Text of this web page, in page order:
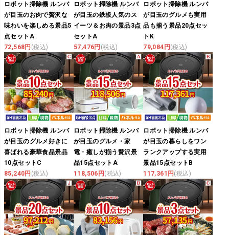
ロボット掃除機 ルンバ
が目玉のお肉で贅沢な
味わいを楽しめる景品5
点セットA
72,568円 (税込)
ロボット掃除機 ルンバ
が目玉の鉄板人気のス
イーツ＆お肉の景品3点
セットA
57,476円 (税込)
ロボット掃除機 ルンバ
が目玉のグルメも実用
品も揃う景品20点セッ
トK
79,084円 (税込)
ロボット掃除機 ルンバ
が目玉のグルメ好きに
喜ばれる豪華食品景品
10点セットC
85,240円 (税込)
ロボット掃除機 ルンバ
が目玉のグルメ・家
電・癒しが揃う贅沢景
品15点セットA
118,506円 (税込)
ロボット掃除機 ルンバ
が目玉の暮らしをワン
ランクアップする実用
景品15点セットB
117,361円 (税込)